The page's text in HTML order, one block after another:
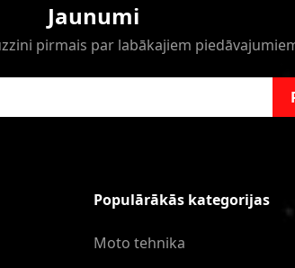
Jaunumi
pirmais par labākajiem
Populārākās kategorijas
Moto tehnika